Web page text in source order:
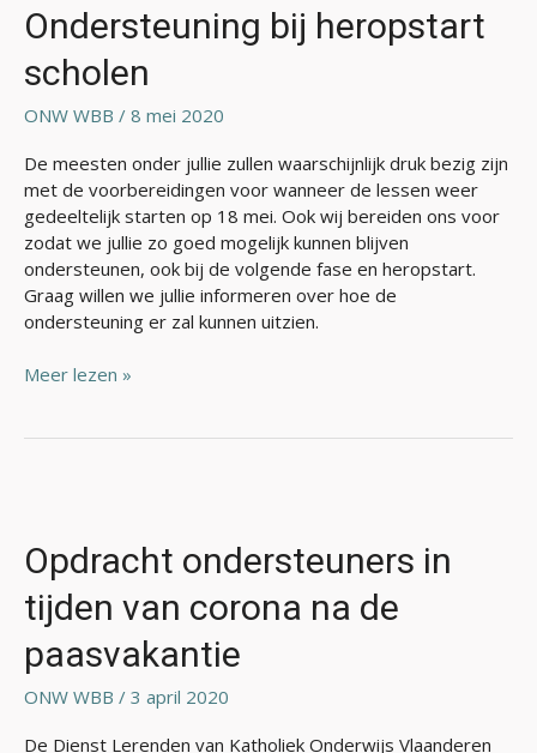
Ondersteuning bij heropstart
scholen
ONW WBB / 8 mei 2020
De meesten onder jullie zullen waarschijnlijk druk bezig zijn
met de voorbereidingen voor wanneer de lessen weer
gedeeltelijk starten op 18 mei. Ook wij bereiden ons voor
zodat we jullie zo goed mogelijk kunnen blijven
ondersteunen, ook bij de volgende fase en heropstart.
Graag willen we jullie informeren over hoe de
ondersteuning er zal kunnen uitzien.
heropstart
scholen
Meer lezen »
Opdracht ondersteuners in
tijden van corona na de
paasvakantie
ONW WBB / 3 april 2020
De Dienst Lerenden van Katholiek Onderwijs Vlaanderen
in
tijden
van
corona
na
de
paasvakantie